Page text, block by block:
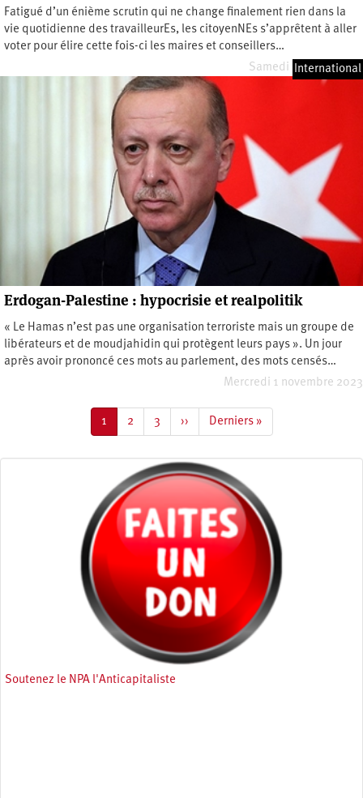
Fatigué d’un énième scrutin qui ne change finalement rien dans la
vie quotidienne des travailleurEs, les citoyenNEs s’apprêtent à aller
voter pour élire cette fois-ci les maires et conseillers…
Samedi 30 mars 2024
International
Erdogan-Palestine : hypocrisie et realpolitik
« Le Hamas n’est pas une organisation terroriste mais un groupe de
libérateurs et de moudjahidin qui protègent leurs pays ». Un jour
après avoir prononcé ces mots au parlement, des mots censés…
Mercredi 1 novembre 2023
Page
courante
1 Page
2 Page
3
Page
suivante
››
Dernière
page
Derniers »
Soutenez le NPA l'Anticapitaliste